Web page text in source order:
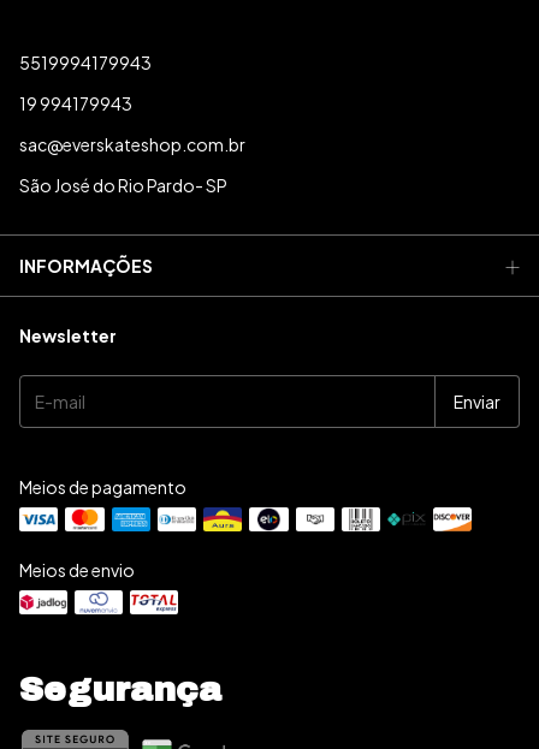
5519994179943
19 994179943
sac@everskateshop.com.br
São José do Rio Pardo- SP
INFORMAÇÕES
Newsletter
Meios de pagamento
Meios de envio
Segurança